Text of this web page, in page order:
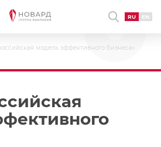
RU EN
модель эффективного бизнеса»